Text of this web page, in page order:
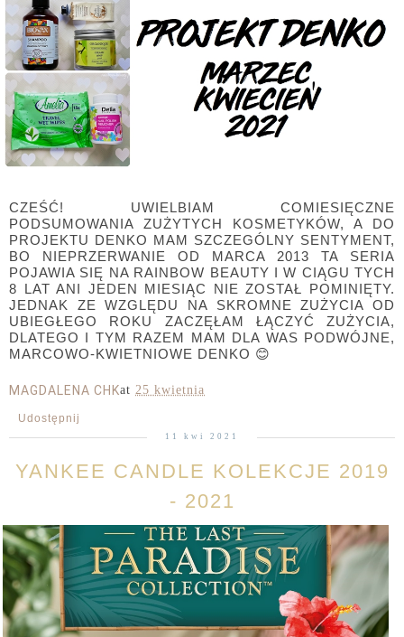
CZEŚĆ! UWIELBIAM COMIESIĘCZNE
PODSUMOWANIA ZUŻYTYCH KOSMETYKÓW, A DO
PROJEKTU DENKO MAM SZCZEGÓLNY SENTYMENT,
BO NIEPRZERWANIE OD MARCA 2013 TA SERIA
POJAWIA SIĘ NA RAINBOW BEAUTY I W CIĄGU TYCH
8 LAT ANI JEDEN MIESIĄC NIE ZOSTAŁ POMINIĘTY.
JEDNAK ZE WZGLĘDU NA SKROMNE ZUŻYCIA OD
UBIEGŁEGO ROKU ZACZĘŁAM ŁĄCZYĆ ZUŻYCIA,
DLATEGO I TYM RAZEM MAM DLA WAS PODWÓJNE,
MARCOWO-KWIETNIOWE DENKO 😊
MAGDALENA CHKat 25 kwietnia
Udostępnij
11 kwi 2021
YANKEE CANDLE KOLEKCJE 2019
- 2021